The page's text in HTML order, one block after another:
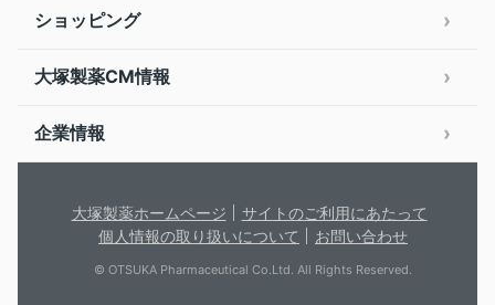
ショッピング
大塚製薬CM情報
企業情報
大塚製薬ホームページ
サイトのご利用にあたって
個人情報の取り扱いについて
お問い合わせ
© OTSUKA Pharmaceutical Co.Ltd. All Rights Reserved.